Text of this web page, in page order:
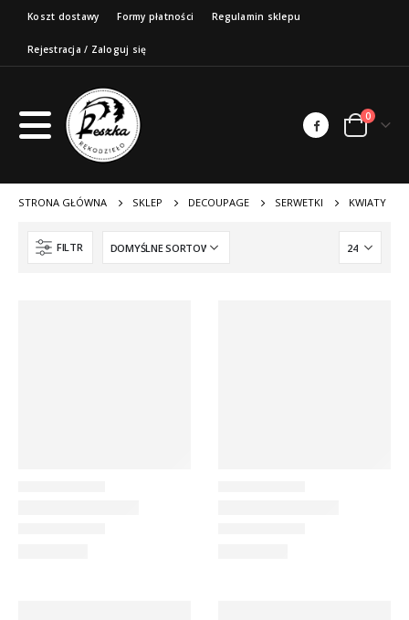
Koszt dostawy Formy płatności Regulamin sklepu
Rejestracja / Zaloguj się
0
STRONA GŁÓWNA SKLEP DECOUPAGE SERWETKI KWIATY
FILTR